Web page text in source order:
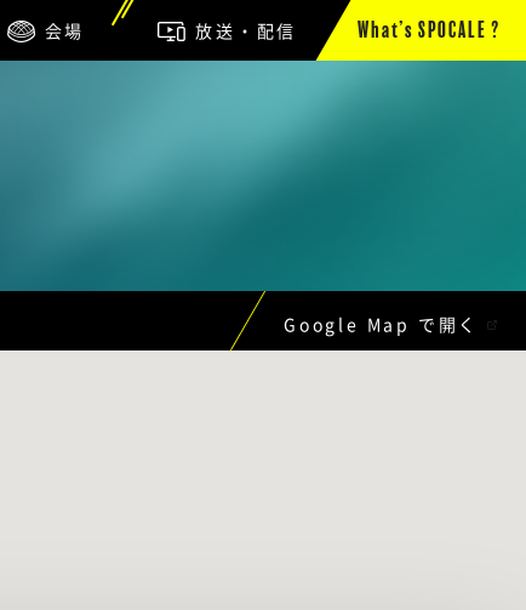
会場 放送・配信 What’s SPOCALE ?
Google Map で開く